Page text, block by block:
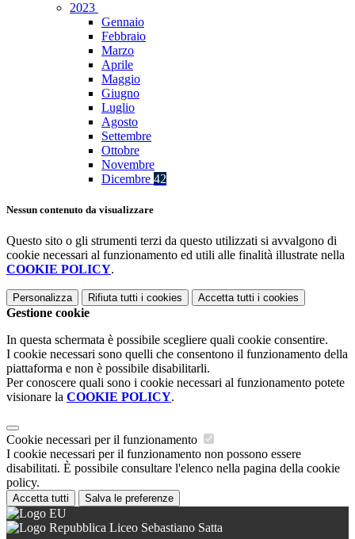
2023
Gennaio
Febbraio
Marzo
Aprile
Maggio
Giugno
Luglio
Agosto
Settembre
Ottobre
Novembre
Dicembre 42
Nessun contenuto da visualizzare
Questo sito o gli strumenti terzi da questo utilizzati si avvalgono di
cookie necessari al funzionamento ed utili alle finalità illustrate nella
COOKIE POLICY.
Personalizza Rifiuta tutti i cookies Accetta tutti i cookies
Gestione cookie
In questa schermata è possibile scegliere quali cookie consentire.
I cookie necessari sono quelli che consentono il funzionamento della
piattaforma e non è possibile disabilitarli.
Per conoscere quali sono i cookie necessari al funzionamento potete
visionare la COOKIE POLICY.
Cookie necessari per il funzionamento
I cookie necessari per il funzionamento non possono essere
disabilitati. È possibile consultare l'elenco nella pagina della cookie
policy.
Accetta tutti Salva le preferenze
Liceo Sebastiano Satta